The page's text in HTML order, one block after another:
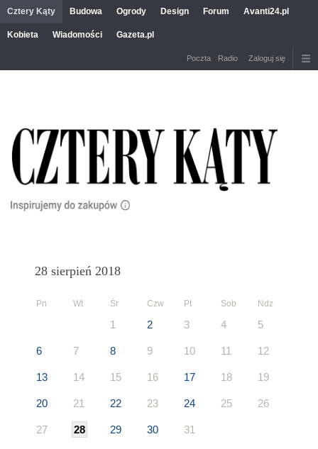
Cztery Kąty Budowa Ogrody Design Forum Avanti24.pl
Kobieta Wiadomości Gazeta.pl
Poczta Radio Zaloguj się
28 sierpień 2018
Pn Wt Śr Czw Pt Sob Ndz
1 2 3 4 5
6 7 8 9 10 11 12
13 14 15 16 17 18 19
20 21 22 23 24 25 26
27 28 29 30 31